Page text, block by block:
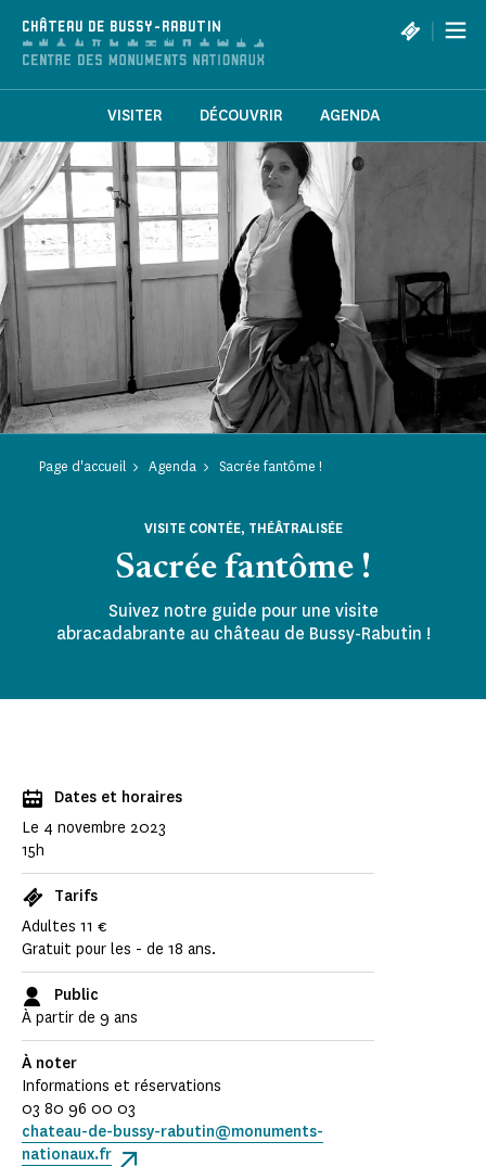
CHÂTEAU DE BUSSY-RABUTIN |
VISITER DÉCOUVRIR AGENDA
Page d'accueil Agenda Sacrée fantôme !
Sacrée fantôme !
VISITE CONTÉE, THÉÂTRALISÉE
Suivez notre guide pour une visite
abracadabrante au château de Bussy-Rabutin !
Dates et horaires
Le 4 novembre 2023
15h
Tarifs
Adultes 11 €
Gratuit pour les - de 18 ans.
Public
À partir de 9 ans
À noter
Informations et réservations
03 80 96 00 03
chateau-de-bussy-rabutin@monuments-
nationaux.fr